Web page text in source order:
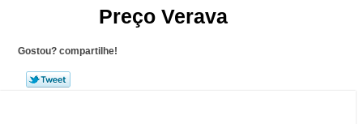
Preço Verava
Gostou? compartilhe!